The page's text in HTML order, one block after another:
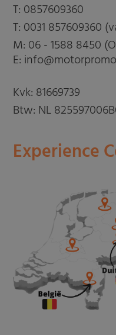
T: 0857609360
T: 0031 857609360
M: 06 - 1588 8450
E:
Kvk: 81669739
Btw: NL
Experience